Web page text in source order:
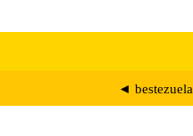
◄ bestezuela